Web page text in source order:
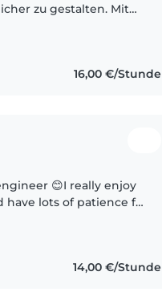
zu gestalten. Mit
16,00 €/Stunde
😊I really enjoy
lots of patience for
14,00 €/Stunde